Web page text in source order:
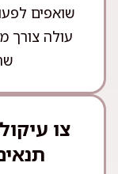
שואפים
עולה צורך
צו